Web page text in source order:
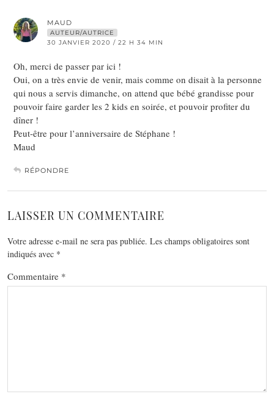
MAUD
AUTEUR/AUTRICE
30 JANVIER 2020 / 22 H 34 MIN
Oh, merci de passer par ici !
Oui, on a très envie de venir, mais comme on disait à la personne
qui nous a servis dimanche, on attend que bébé grandisse pour
pouvoir faire garder les 2 kids en soirée, et pouvoir profiter du
dîner !
Peut-être pour l’anniversaire de Stéphane !
Maud
RÉPONDRE
LAISSER UN COMMENTAIRE
Votre adresse e-mail ne sera pas publiée. Les champs obligatoires sont
indiqués avec *
Commentaire *